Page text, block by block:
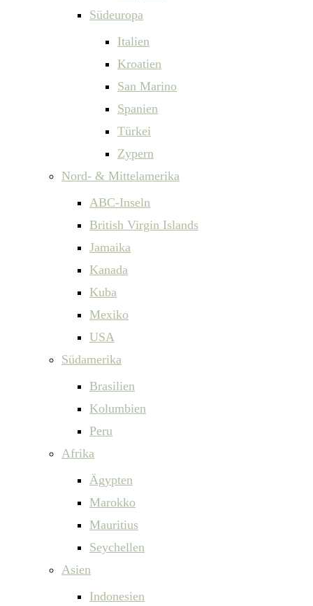
Südeuropa
Italien
Kroatien
San Marino
Spanien
Türkei
Zypern
Nord- & Mittelamerika
ABC-Inseln
British Virgin Islands
Jamaika
Kanada
Kuba
Mexiko
USA
Südamerika
Brasilien
Kolumbien
Peru
Afrika
Ägypten
Marokko
Mauritius
Seychellen
Asien
Indonesien